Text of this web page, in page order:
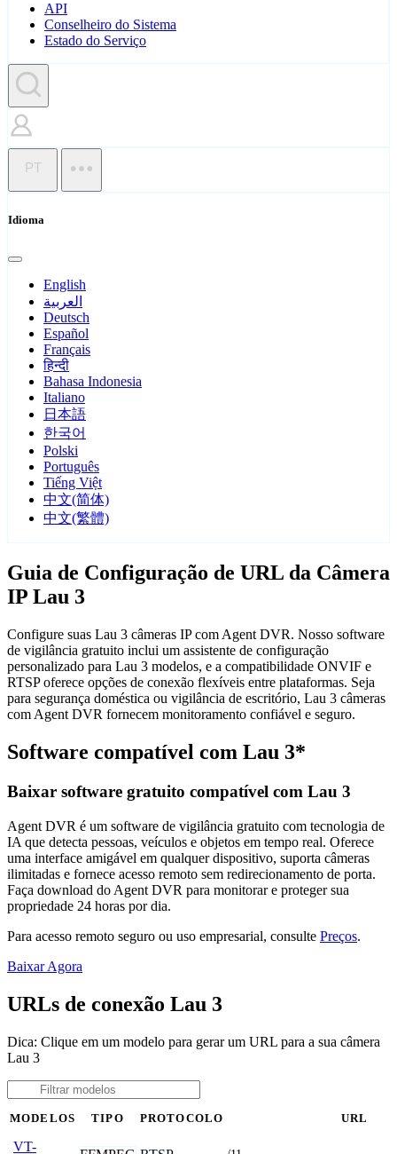
API
Conselheiro do Sistema
Estado do Serviço
PT
Idioma
English
العربية
Deutsch
Español
Français
हिन्दी
Bahasa Indonesia
Italiano
日本語
한국어
Polski
Português
Tiếng Việt
中文(简体)
中文(繁體)
Guia de Configuração de URL da Câmera
IP Lau 3
Configure suas Lau 3 câmeras IP com Agent DVR. Nosso software
de vigilância gratuito inclui um assistente de configuração
personalizado para Lau 3 modelos, e a compatibilidade ONVIF e
RTSP oferece opções de conexão flexíveis entre plataformas. Seja
para segurança doméstica ou vigilância de escritório, Lau 3 câmeras
com Agent DVR fornecem monitoramento confiável e seguro.
Software compatível com Lau 3*
Baixar software gratuito compatível com Lau 3
Agent DVR é um software de vigilância gratuito com tecnologia de
IA que detecta pessoas, veículos e objetos em tempo real. Oferece
uma interface amigável em qualquer dispositivo, suporta câmeras
ilimitadas e fornece acesso remoto sem redirecionamento de porta.
Faça download do Agent DVR para monitorar e proteger sua
propriedade 24 horas por dia.
Para acesso remoto seguro ou uso empresarial, consulte Preços.
Baixar Agora
URLs de conexão Lau 3
Dica: Clique em um modelo para gerar um URL para a sua câmera
Lau 3
MODELOS TIPO PROTOCOLO URL
VT-